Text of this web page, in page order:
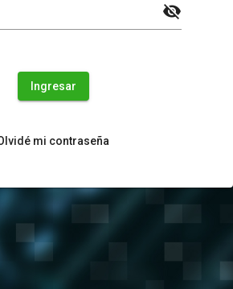
visibility_off
Ingresar
mi contraseña